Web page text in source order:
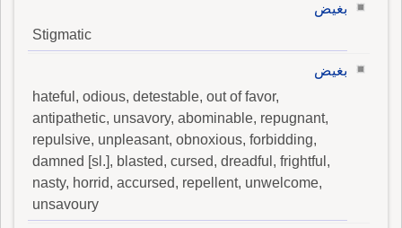
بغيض
Stigmatic
بغيض
hateful, odious, detestable, out of favor,
antipathetic, unsavory, abominable, repugnant,
repulsive, unpleasant, obnoxious, forbidding,
damned [sl.], blasted, cursed, dreadful, frightful,
nasty, horrid, accursed, repellent, unwelcome,
unsavoury